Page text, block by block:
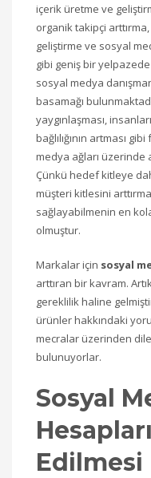
içerik üretme ve
organik takipçi
geliştirme ve sosyal
gibi geniş bir
sosyal medya
basamağı
yaygınlaşması,
bağlılığının artması
medya ağları üzerinde
Çünkü hedef kitleye
müşteri kitlesini
sağlayabilmenin en
olmuştur.
Markalar için sosyal
arttıran bir kavram.
gereklilik haline
ürünler hakkındaki
mecralar üzerinden
bulunuyorlar.
Sosyal
Edilmesi